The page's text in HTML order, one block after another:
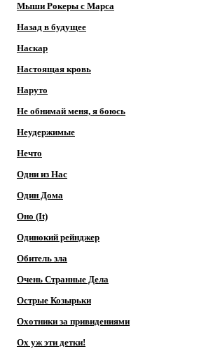
Мыши Рокеры с Марса
Назад в будущее
Наскар
Настоящая кровь
Наруто
Не обнимай меня, я боюсь
Неудержимые
Нечто
Одни из Нас
Один Дома
Оно (It)
Одинокий рейнджер
Обитель зла
Очень Странные Дела
Острые Козырьки
Охотники за привидениями
Ох уж эти детки!